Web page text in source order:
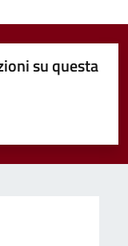
su questa